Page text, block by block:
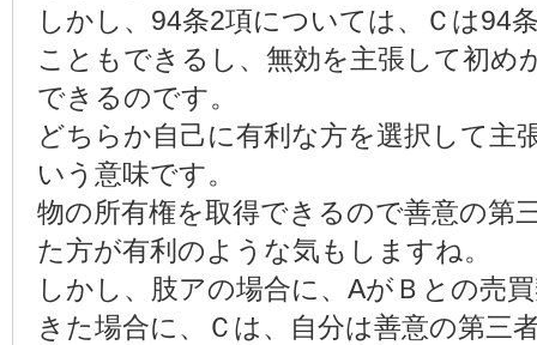
しかし、94条2項については、Ｃは94
こともできるし、無効を主張して初め
できるのです。
どちらか自己に有利な方を選択して主
いう意味です。
物の所有権を取得できるので善意の第
た方が有利のような気もしますね。
しかし、肢アの場合に、AがＢとの売
きた場合に、Ｃは、自分は善意の第三